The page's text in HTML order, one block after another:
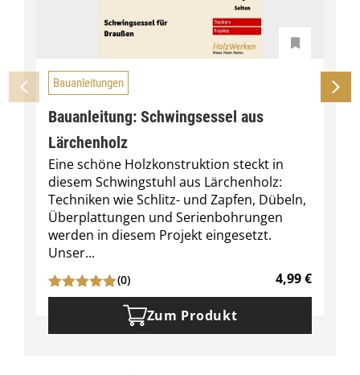
Bauanleitungen
Bauanleitung: Schwingsessel aus
Lärchenholz
Eine schöne Holzkonstruktion steckt in
diesem Schwingstuhl aus Lärchenholz:
Techniken wie Schlitz- und Zapfen, Dübeln,
Überplattungen und Serienbohrungen
werden in diesem Projekt eingesetzt.
Unser...
(0) 4,99€
Zum Produkt